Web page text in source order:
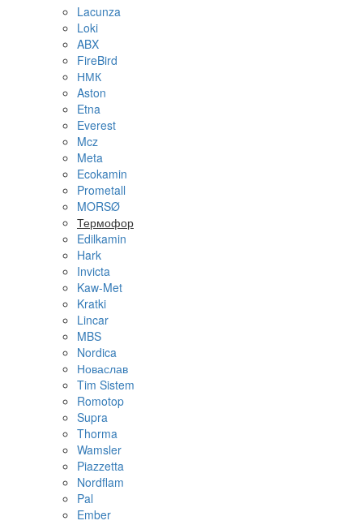
Lacunza
Loki
ABX
FireBird
НМК
Aston
Etna
Everest
Mcz
Meta
Ecokamin
Prometall
MORSØ
Термофор
Edilkamin
Hark
Invicta
Kaw-Met
Kratki
Lincar
MBS
Nordica
Новаслав
Tim Sistem
Romotop
Supra
Thorma
Wamsler
Piazzetta
Nordflam
Pal
Ember